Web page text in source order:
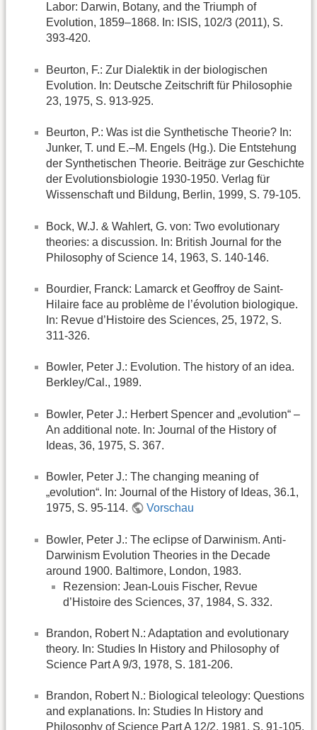
Labor: Darwin, Botany, and the Triumph of
Evolution, 1859–1868. In: ISIS, 102/3 (2011), S.
393-420.
Beurton, F.: Zur Dialektik in der biologischen
Evolution. In: Deutsche Zeitschrift für Philosophie
23, 1975, S. 913-925.
Beurton, P.: Was ist die Synthetische Theorie? In:
Junker, T. und E.–M. Engels (Hg.). Die Entstehung
der Synthetischen Theorie. Beiträge zur Geschichte
der Evolutionsbiologie 1930-1950. Verlag für
Wissenschaft und Bildung, Berlin, 1999, S. 79-105.
Bock, W.J. & Wahlert, G. von: Two evolutionary
theories: a discussion. In: British Journal for the
Philosophy of Science 14, 1963, S. 140-146.
Bourdier, Franck: Lamarck et Geoffroy de Saint-
Hilaire face au problème de l’évolution biologique.
In: Revue d’Histoire des Sciences, 25, 1972, S.
311-326.
Bowler, Peter J.: Evolution. The history of an idea.
Berkley/Cal., 1989.
Bowler, Peter J.: Herbert Spencer and „evolution“ –
An additional note. In: Journal of the History of
Ideas, 36, 1975, S. 367.
Bowler, Peter J.: The changing meaning of
„evolution“. In: Journal of the History of Ideas, 36.1,
1975, S. 95-114.
Vorschau
Bowler, Peter J.: The eclipse of Darwinism. Anti-
Darwinism Evolution Theories in the Decade
around 1900. Baltimore, London, 1983.
Rezension: Jean-Louis Fischer, Revue
d’Histoire des Sciences, 37, 1984, S. 332.
Brandon, Robert N.: Adaptation and evolutionary
theory. In: Studies In History and Philosophy of
Science Part A 9/3, 1978, S. 181-206.
Brandon, Robert N.: Biological teleology: Questions
and explanations. In: Studies In History and
Philosophy of Science Part A 12/2, 1981, S. 91-105.